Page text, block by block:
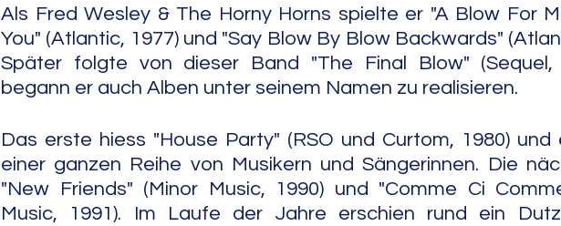
Als Fred Wesley & The Horny Horns spielte er "A Blow For
You" (Atlantic, 1977) und "Say Blow By Blow Backwards"
Später folgte von dieser Band "The Final Blow" (Sequel,
begann er auch Alben unter seinem Namen zu realisieren.
Das erste hiess "House Party" (RSO und Curtom, 1980)
einer ganzen Reihe von Musikern und Sängerinnen. Die
"New Friends" (Minor Music, 1990) und "Comme Ci
Music, 1991). Im Laufe der Jahre erschien rund ein